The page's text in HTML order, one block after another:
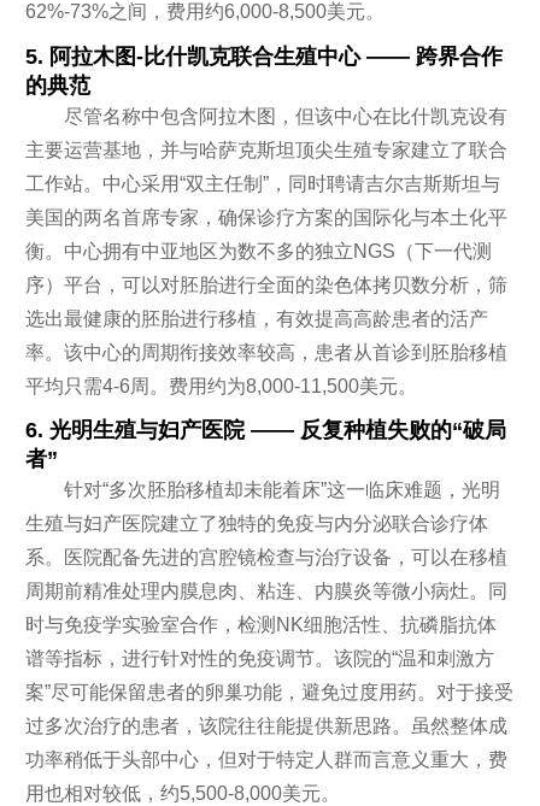
62%-73%之间，费用约6,000-8,500美元。
5. 阿拉木图-比什凯克联合生殖中心 —— 跨界合作
的典范
尽管名称中包含阿拉木图，但该中心在比什凯克设有
主要运营基地，并与哈萨克斯坦顶尖生殖专家建立了联合
工作站。中心采用“双主任制”，同时聘请吉尔吉斯斯坦与
美国的两名首席专家，确保诊疗方案的国际化与本土化平
衡。中心拥有中亚地区为数不多的独立NGS（下一代测
序）平台，可以对胚胎进行全面的染色体拷贝数分析，筛
选出最健康的胚胎进行移植，有效提高高龄患者的活产
率。该中心的周期衔接效率较高，患者从首诊到胚胎移植
平均只需4-6周。费用约为8,000-11,500美元。
6. 光明生殖与妇产医院 —— 反复种植失败的“破局
者”
针对“多次胚胎移植却未能着床”这一临床难题，光明
生殖与妇产医院建立了独特的免疫与内分泌联合诊疗体
系。医院配备先进的宫腔镜检查与治疗设备，可以在移植
周期前精准处理内膜息肉、粘连、内膜炎等微小病灶。同
时与免疫学实验室合作，检测NK细胞活性、抗磷脂抗体
谱等指标，进行针对性的免疫调节。该院的“温和刺激方
案”尽可能保留患者的卵巢功能，避免过度用药。对于接受
过多次治疗的患者，该院往往能提供新思路。虽然整体成
功率稍低于头部中心，但对于特定人群而言意义重大，费
用也相对较低，约5,500-8,000美元。